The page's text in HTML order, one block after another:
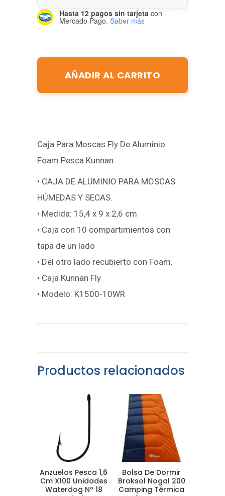
Hasta 12 pagos sin tarjeta con
Mercado Pago. Saber más
AÑADIR AL CARRITO
Caja Para Moscas Fly De Aluminio
Foam Pesca Kunnan
• CAJA DE ALUMINIO PARA MOSCAS
HÚMEDAS Y SECAS.
• Medida: 15,4 x 9 x 2,6 cm
• Caja con 10 compartimientos con
tapa de un lado
• Del otro lado recubierto con Foam.
• Caja Kunnan Fly
• Modelo: K1500-10WR
Productos relacionados
Anzuelos Pesca 1,6
Cm X100 Unidades
Waterdog Nº 18
Bolsa De Dormir
Broksol Nogal 200
Camping Térmica